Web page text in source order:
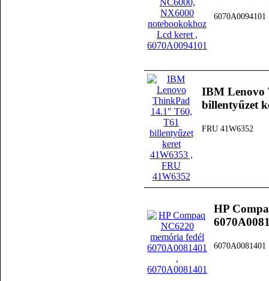
6070A0094101
IBM Lenovo
billentyűzet
FRU 41W6352
HP
6070A0081401